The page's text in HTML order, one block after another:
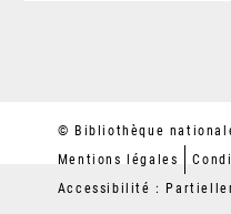
© Bibliothèque
Mentions légales
Accessibilité :